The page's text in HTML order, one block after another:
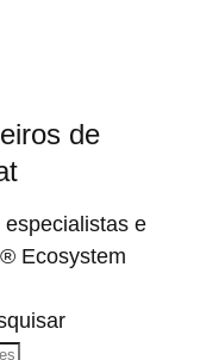
de
e
Ecosystem